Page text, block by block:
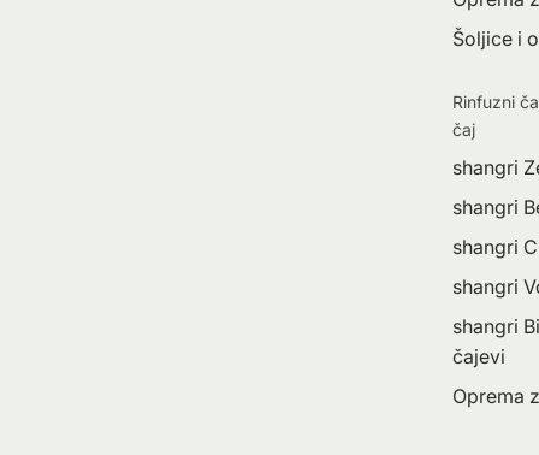
Šoljice i
Rinfuzni
čaj
shangri
shangri
shangri
shangri
shangri
čajevi
Oprema